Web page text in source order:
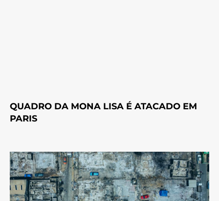
QUADRO DA MONA LISA É ATACADO EM
PARIS